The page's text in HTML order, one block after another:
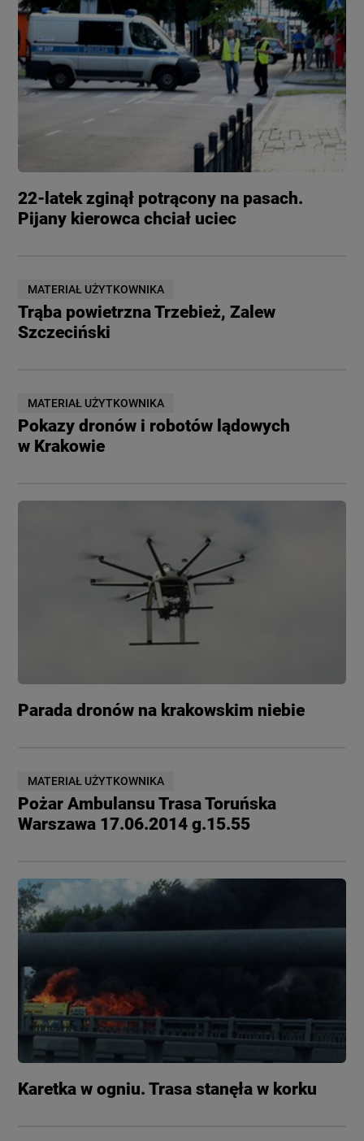
22-latek zginął potrącony na pasach.
Pijany kierowca chciał uciec
MATERIAŁ UŻYTKOWNIKA
Trąba powietrzna Trzebież, Zalew
Szczeciński
MATERIAŁ UŻYTKOWNIKA
Pokazy dronów i robotów lądowych
w Krakowie
Parada dronów na krakowskim niebie
MATERIAŁ UŻYTKOWNIKA
Pożar Ambulansu Trasa Toruńska
Warszawa 17.06.2014 g.15.55
Karetka w ogniu. Trasa stanęła w korku